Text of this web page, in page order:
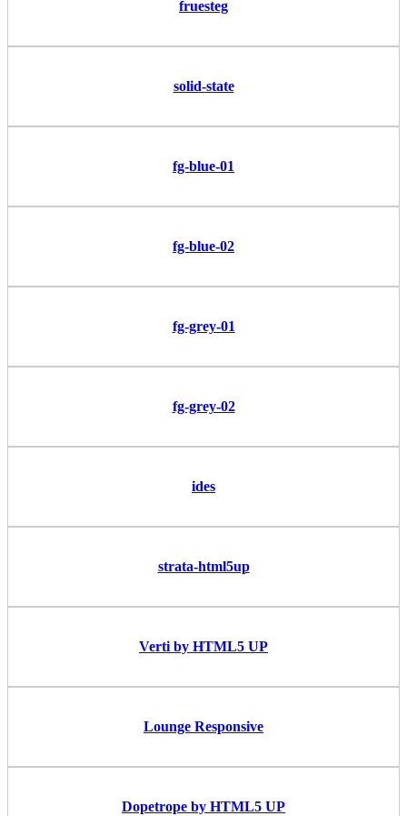
fruesteg
solid-state
fg-blue-01
fg-blue-02
fg-grey-01
fg-grey-02
ides
strata-html5up
Verti by HTML5 UP
Lounge Responsive
Dopetrope by HTML5 UP